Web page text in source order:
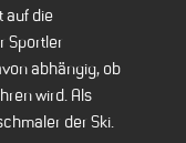
auf die
Sportler
abhängig, ob
wird. Als
der Ski.